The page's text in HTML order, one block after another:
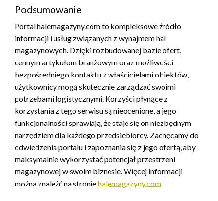
Podsumowanie
Portal halemagazyny.com to kompleksowe źródło
informacji i usług związanych z wynajmem hal
magazynowych. Dzięki rozbudowanej bazie ofert,
cennym artykułom branżowym oraz możliwości
bezpośredniego kontaktu z właścicielami obiektów,
użytkownicy mogą skutecznie zarządzać swoimi
potrzebami logistycznymi. Korzyści płynące z
korzystania z tego serwisu są nieocenione, a jego
funkcjonalności sprawiają, że staje się on niezbędnym
narzędziem dla każdego przedsiębiorcy. Zachęcamy do
odwiedzenia portalu i zapoznania się z jego ofertą, aby
maksymalnie wykorzystać potencjał przestrzeni
magazynowej w swoim biznesie. Więcej informacji
można znaleźć na stroniehalemagazyny.com.